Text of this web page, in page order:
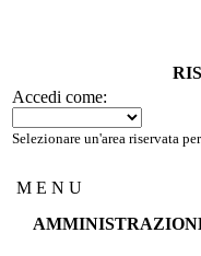
Accedi come:
Selezionare un'area riservata
M E N U